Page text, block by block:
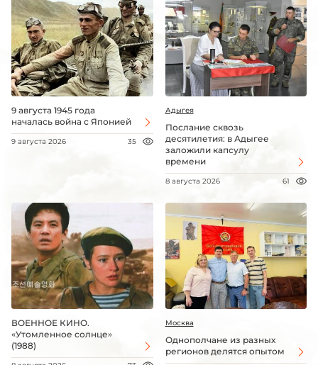
9 августа 1945 года
началась война с Японией
9 августа 2026 35
Адыгея
Послание сквозь
десятилетия: в Адыгее
заложили капсулу
времени
8 августа 2026 61
ВОЕННОЕ КИНО.
«Утомленное солнце»
(1988)
Москва
Однополчане из разных
регионов делятся опытом